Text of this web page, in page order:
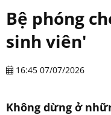
Bệ phóng
sinh viên'
16:45 07/07/2026
Không dừng ở